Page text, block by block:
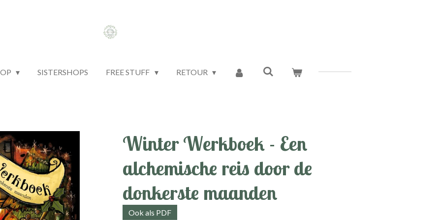
SISTERSHOPS FREE STUFF RETOUR
Winter Werkboek - Een
alchemische reis door de
donkerste maanden
Ook als PDF